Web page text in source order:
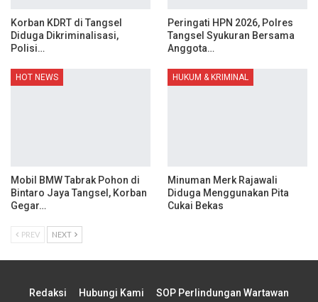
Korban KDRT di Tangsel
Diduga Dikriminalisasi,
Polisi…
Peringati HPN 2026, Polres
Tangsel Syukuran Bersama
Anggota…
HOT NEWS
Mobil BMW Tabrak Pohon di
Bintaro Jaya Tangsel, Korban
Gegar…
HUKUM & KRIMINAL
Minuman Merk Rajawali
Diduga Menggunakan Pita
Cukai Bekas
PREV NEXT
Redaksi Hubungi Kami SOP Perlindungan Wartawan